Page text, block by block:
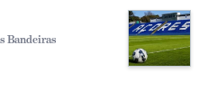
Bandeiras